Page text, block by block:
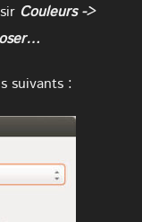
Couleurs ->
suivants :